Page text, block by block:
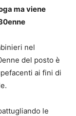
ma viene
nel
del posto è
ai fini di
le